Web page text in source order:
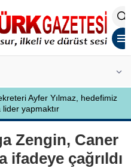
Ayfer Yılmaz, hedefimiz
yapmaktır
Zengin, Caner
ifadeye çağrıldı